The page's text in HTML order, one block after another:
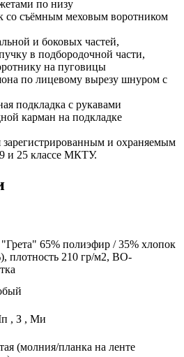
по низу
со съёмным меховым воротником
и боковых частей,
в подбородочной части,
на пуговицы
по лицевому вырезу шнуром с
подкладка с рукавами
карман на подкладке
и охраняемым
и 25 классе МКТУ.
65% полиэфир / 35% хлопок
плотность 210 гр/м2, ВО-
, З , Ми
(молния/планка на ленте